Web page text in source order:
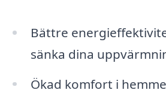
Bättre
sänka dina
Ökad komfort i